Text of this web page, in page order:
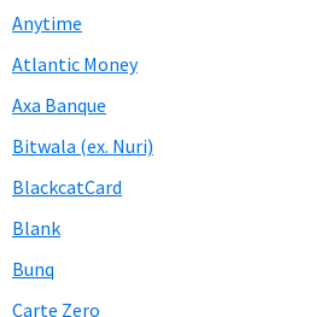
Anytime
Atlantic Money
Axa Banque
Bitwala (ex. Nuri)
BlackcatCard
Blank
Bunq
Carte Zero